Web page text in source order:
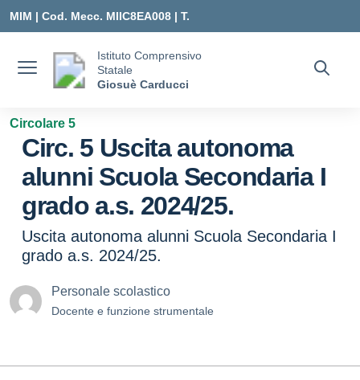
MIM | Cod. Mecc. MIIC8EA008 | T.
MIIC8EA008@ISTRUZIONE.IT
Istituto Comprensivo
Statale
Giosuè Carducci
Circolare 5
Circ. 5 Uscita autonoma
alunni Scuola Secondaria I
grado a.s. 2024/25.
Uscita autonoma alunni Scuola Secondaria I
grado a.s. 2024/25.
Personale scolastico
Docente e funzione strumentale